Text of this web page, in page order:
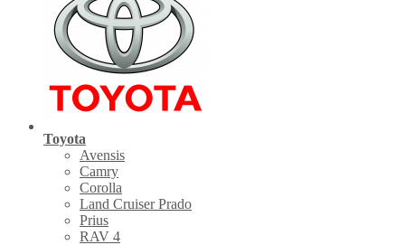
Toyota
Avensis
Camry
Corolla
Land Cruiser Prado
Prius
RAV 4